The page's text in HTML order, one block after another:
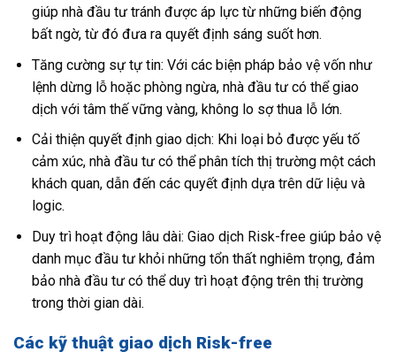
giúp nhà đầu tư tránh được áp lực từ những biến động
bất ngờ, từ đó đưa ra quyết định sáng suốt hơn.
Tăng cường sự tự tin: Với các biện pháp bảo vệ vốn như
lệnh dừng lỗ hoặc phòng ngừa, nhà đầu tư có thể giao
dịch với tâm thế vững vàng, không lo sợ thua lỗ lớn.
Cải thiện quyết định giao dịch: Khi loại bỏ được yếu tố
cảm xúc, nhà đầu tư có thể phân tích thị trường một cách
khách quan, dẫn đến các quyết định dựa trên dữ liệu và
logic.
Duy trì hoạt động lâu dài: Giao dịch Risk-free giúp bảo vệ
danh mục đầu tư khỏi những tổn thất nghiêm trọng, đảm
bảo nhà đầu tư có thể duy trì hoạt động trên thị trường
trong thời gian dài.
Các kỹ thuật giao dịch Risk-free